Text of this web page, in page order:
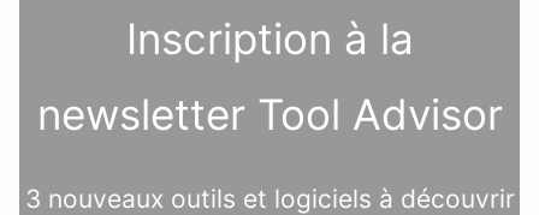
Inscription à la
newsletter Tool Advisor
3 nouveaux outils et logiciels à découvrir